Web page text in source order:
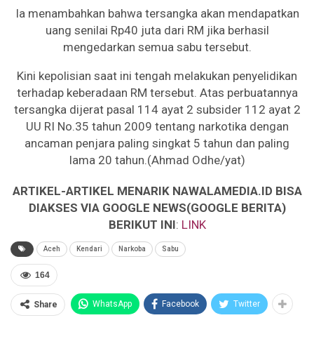
Ia menambahkan bahwa tersangka akan mendapatkan
uang senilai Rp40 juta dari RM jika berhasil
mengedarkan semua sabu tersebut.
Kini kepolisian saat ini tengah melakukan penyelidikan
terhadap keberadaan RM tersebut. Atas perbuatannya
tersangka dijerat pasal 114 ayat 2 subsider 112 ayat 2
UU RI No.35 tahun 2009 tentang narkotika dengan
ancaman penjara paling singkat 5 tahun dan paling
lama 20 tahun.(Ahmad Odhe/yat)
ARTIKEL-ARTIKEL MENARIK NAWALAMEDIA.ID BISA
DIAKSES VIA GOOGLE NEWS(GOOGLE BERITA)
BERIKUT INI: LINK
Aceh Kendari Narkoba Sabu
164
Share WhatsApp Facebook Twitter